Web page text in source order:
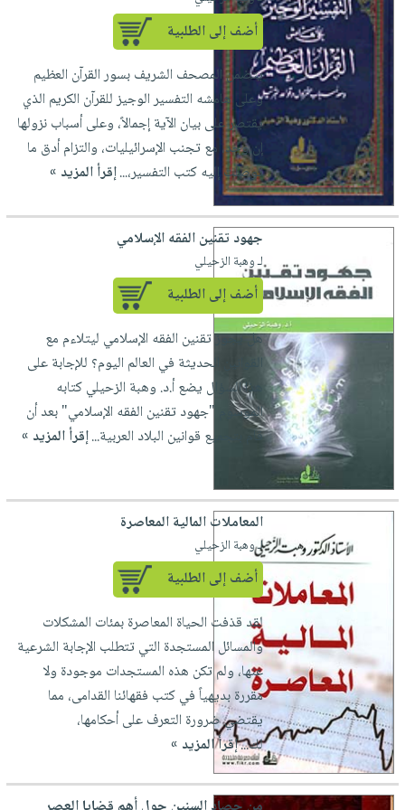
العناية
بالأسنان
الحمية
والتغذية
أدوات
المائدة
الأوعية
والتخزين
أدوات
المطبخ
الأكثر
مبيعاً
العودة
للمدارس
اكسسوارات
كتب
اكسسوارات
منزلية
اكسسوارات
مطرزات
حقائب
حلي
عناية
بالذات
صابون
أطفال
مناسبات
شحن
مجاني
بنود
مختارة
اشتراكات
كل
الاشتراكات
صندوق
القراءة
بلا
حدود
بحث
متقدم
وفرات
عن
الشركة
سياسة
الشركة
فيديوهات
أسئلة
طرحها
انشر
كتابك
تواصل
معنا
حسابك
الأمنيات
التسوق
نشرة
أضف إلى الطلبية
يتضمن المصحف الشريف بسور القرآن العظيم
وعلى هامشه التفسير الوجيز للقرآن الكريم الذي
يقتصر على بيان الآية إجمالاً، وعلى أسباب نزولها
إن وجد، مع تجنب الإسرائيليات، والتزام أدق ما
توصلت إليه كتب التفسير،...إقرأ المزيد »
جهود تقنين الفقه الإسلامي
لـ وهبة الزحيلي
أضف إلى الطلبية
هل يجوز تقنين الفقه الإسلامي ليتلاءم مع
القوانين الحديثة في العالم اليوم؟ للإجابة على
هذا السؤال يضع أ.د. وهبة الزحيلي كتابه
الموسوم "جهود تقنين الفقه الإسلامي" بعد أن
قام بتجميع قوانين البلاد العربية...إقرأ المزيد »
المعاملات المالية المعاصرة
لـ وهبة الزحيلي
أضف إلى الطلبية
لقد قذفت الحياة المعاصرة بمئات المشكلات
والمسائل المستجدة التي تتطلب الإجابة الشرعية
عنها، ولم تكن هذه المستجدات موجودة ولا
مقررة بديهياً في كتب فقهائنا القدامى، مما
يقتضي ضرورة التعرف على أحكامها،
لك...إقرأ المزيد »